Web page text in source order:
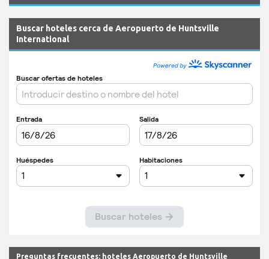
Buscar hoteles cerca de Aeropuerto de Huntsville
International
Preguntas frecuentes: hoteles Aeropuerto de Huntsville